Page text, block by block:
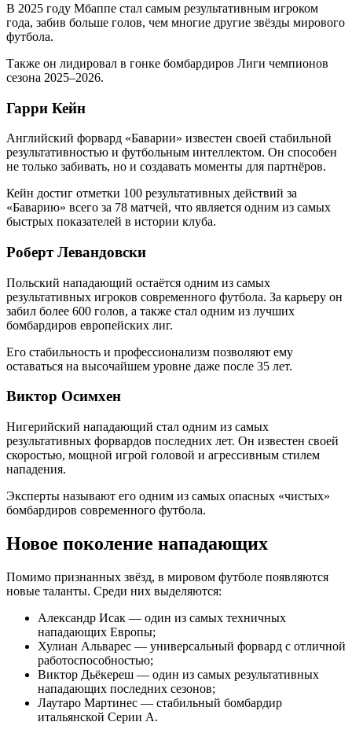
В 2025 году Мбаппе стал самым результативным игроком
года, забив больше голов, чем многие другие звёзды мирового
футбола.
Также он лидировал в гонке бомбардиров Лиги чемпионов
сезона 2025–2026.
Гарри Кейн
Английский форвард «Баварии» известен своей стабильной
результативностью и футбольным интеллектом. Он способен
не только забивать, но и создавать моменты для партнёров.
Кейн достиг отметки 100 результативных действий за
«Баварию» всего за 78 матчей, что является одним из самых
быстрых показателей в истории клуба.
Роберт Левандовски
Польский нападающий остаётся одним из самых
результативных игроков современного футбола. За карьеру он
забил более 600 голов, а также стал одним из лучших
бомбардиров европейских лиг.
Его стабильность и профессионализм позволяют ему
оставаться на высочайшем уровне даже после 35 лет.
Виктор Осимхен
Нигерийский нападающий стал одним из самых
результативных форвардов последних лет. Он известен своей
скоростью, мощной игрой головой и агрессивным стилем
нападения.
Эксперты называют его одним из самых опасных «чистых»
бомбардиров современного футбола.
Новое поколение нападающих
Помимо признанных звёзд, в мировом футболе появляются
новые таланты. Среди них выделяются:
Александр Исак — один из самых техничных
нападающих Европы;
Хулиан Альварес — универсальный форвард с отличной
работоспособностью;
Виктор Дьёкереш — один из самых результативных
нападающих последних сезонов;
Лаутаро Мартинес — стабильный бомбардир
итальянской Серии А.